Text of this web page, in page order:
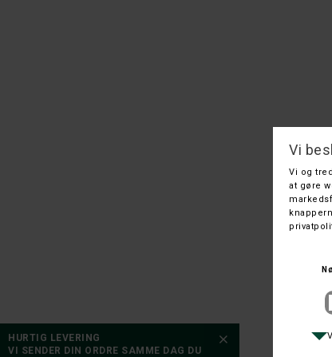
HURTIG LEVERING
VI SENDER DIN ORDRE SAMME DAG DU